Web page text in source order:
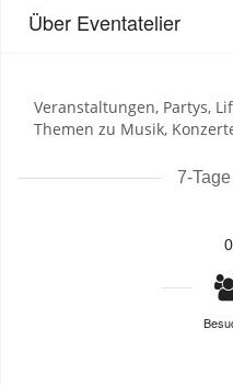
Über Eventatelier
Veranstaltungen, Partys,
Themen zu Musik,
7-
0